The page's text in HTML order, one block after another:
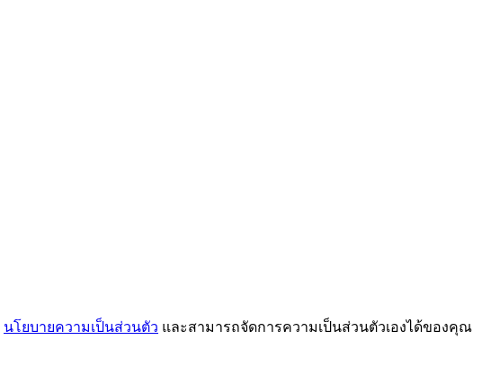
นโยบายความเป็นส่วนตัว และสามารถจัดการความเป็นส่วนตัวเองได้ของคุณ